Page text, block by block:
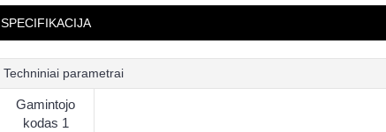
SPECIFIKACIJA
Techniniai parametrai
Gamintojo
kodas 1